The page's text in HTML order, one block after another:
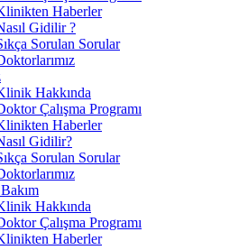
Haberler
Gidilir ?
Sorulan Sorular
Hakkında
Çalışma Programı
Haberler
Gidilir?
Sorulan Sorular
Hakkında
Çalışma Programı
Haberler